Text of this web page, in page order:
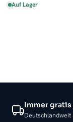
Auf Lager
Immer gratis
Deutschlandweit